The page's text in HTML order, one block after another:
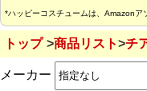
*ハッピーコスチュームは、Amazonア
トップ 商品リスト チ
メーカー